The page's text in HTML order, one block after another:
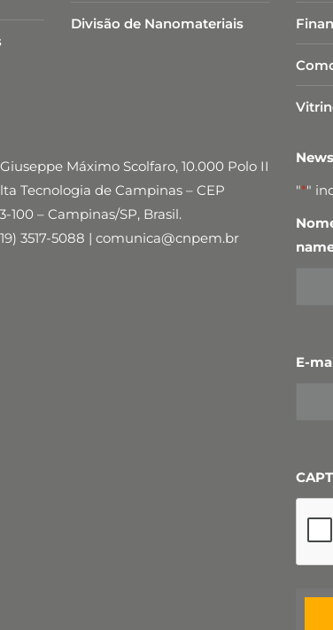
Divisão de Nanomateriais
Máximo Scolfaro, 10.000 Polo II
Tecnologia de Campinas – CEP
100 – Campinas/SP, Brasil.
3517-5088 | comunica@cnpem.br
"*"
E-